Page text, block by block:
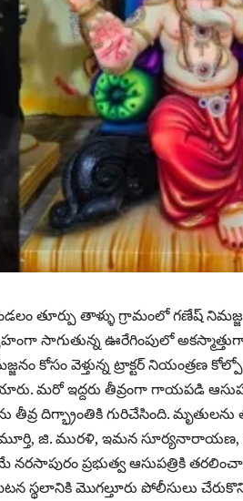
తూర్పు తాళ్ళు గ్రామంలో గణేష్
సాగుతున్న ఊరేగింపులో
కోసం వెళ్తున్న ట్రాక్టర్ నియంత్రణ
మరో ఇద్దరు తీవ్రంగా గాయపడి
దిగ్భ్రాంతికి గురిచేసింది. మృతులను
జి. మురళి, ఇమన సూర్యనారాయణ,
ప్రభుత్వ ఆసుపత్రికి
ఘటన స్థలానికి మొగల్తూరు పోలీసులు